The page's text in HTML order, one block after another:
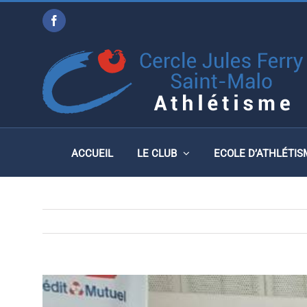
Facebook
ACCUEIL LE CLUB ECOLE
CHAMPIONNATS DE
FRANCE MASTERS À
2020